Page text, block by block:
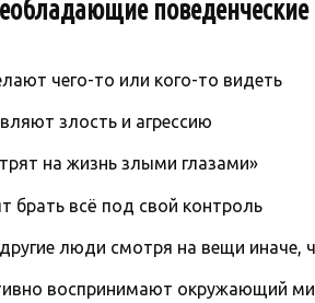
чего-то или кого-то видеть
злость и агрессию
на жизнь злыми глазами»
брать всё под свой контроль
люди смотря на вещи иначе,
воспринимают окружающий